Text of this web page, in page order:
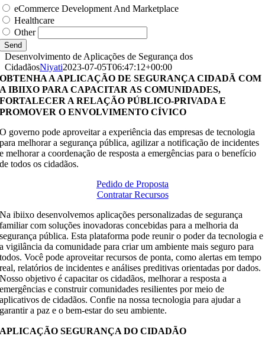
eCommerce Development And Marketplace
Healthcare
Other
Send
Desenvolvimento de Aplicações de Segurança dos
CidadãosNiyati2023-07-05T06:47:12+00:00
OBTENHA A APLICAÇÃO DE SEGURANÇA CIDADÃ COM
A IBIIXO PARA CAPACITAR AS COMUNIDADES,
FORTALECER A RELAÇÃO PÚBLICO-PRIVADA E
PROMOVER O ENVOLVIMENTO CÍVICO
O governo pode aproveitar a experiência das empresas de tecnologia
para melhorar a segurança pública, agilizar a notificação de incidentes
e melhorar a coordenação de resposta a emergências para o benefício
de todos os cidadãos.
Pedido de Proposta
Contratar Recursos
Na ibiixo desenvolvemos aplicações personalizadas de segurança
familiar com soluções inovadoras concebidas para a melhoria da
segurança pública. Esta plataforma pode reunir o poder da tecnologia e
a vigilância da comunidade para criar um ambiente mais seguro para
todos. Você pode aproveitar recursos de ponta, como alertas em tempo
real, relatórios de incidentes e análises preditivas orientadas por dados.
Nosso objetivo é capacitar os cidadãos, melhorar a resposta a
emergências e construir comunidades resilientes por meio de
aplicativos de cidadãos. Confie na nossa tecnologia para ajudar a
garantir a paz e o bem-estar do seu ambiente.
APLICAÇÃO SEGURANÇA DO CIDADÃO